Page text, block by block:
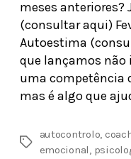
meses anteriores?
(consultar aqui)
Autoestima
que lançamos não
uma competência
mas é algo que
autocontrolo,
emocional,